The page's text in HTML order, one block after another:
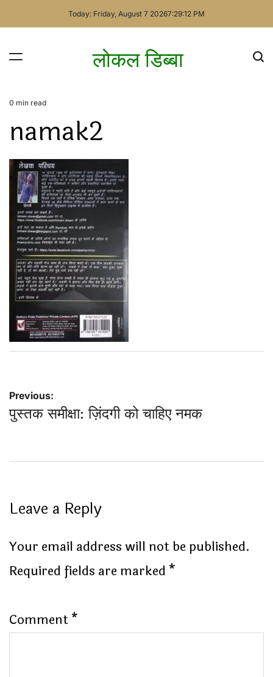
Today: Friday, August 7 20267:29:12 PM
लोकल डिब्बा
Estimated
time
0 min read
namak2
Post
navigation
Previous:
पुस्तक समीक्षा: ज़िंदगी को चाहिए नमक
Leave a Reply
Your email address will not be published.
Required fields are marked *
Comment*